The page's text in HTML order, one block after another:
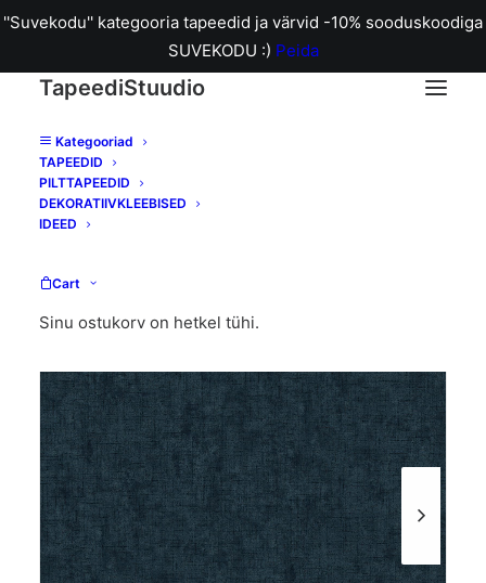
''Suvekodu'' kategooria tapeedid ja värvid -10% sooduskoodiga
SUVEKODU :) Peida
TapeediStuudio
Kategooriad
TAPEEDID
PILTTAPEEDID
DEKORATIIVKLEEBISED
IDEED
Cart
Sinu ostukorv on hetkel tühi.
Home 121097 Laura Ashley Plain Midnight tapeet